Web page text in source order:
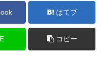
はてブ
コピー